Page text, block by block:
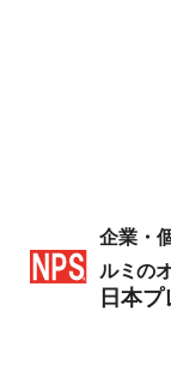
企業・
ルミの
日本
お